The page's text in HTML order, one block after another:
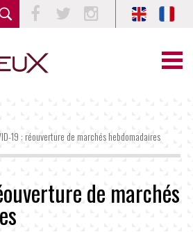
19 : réouverture de marchés hebdomadaires
de marchés